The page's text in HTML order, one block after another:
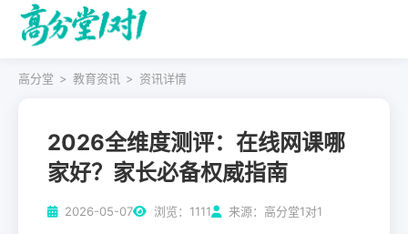
高分堂 > 教育资讯 > 资讯详情
2026全维度测评：在线网课哪
家好？家长必备权威指南
2026-05-07 浏览：1111 来源：高分堂1对1